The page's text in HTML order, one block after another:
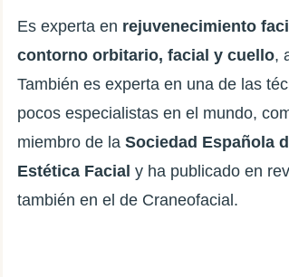
Es experta en rejuvenecimiento
contorno orbitario, facial y cuello,
También es experta en una de las
pocos especialistas en el mundo,
miembro de la Sociedad Española
Estética Facial y ha publicado en
también en el de Craneofacial.